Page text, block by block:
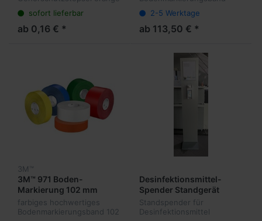
sofort lieferbar
ab 0,16 € *
Staplereinsatz - farbig -
Umweltneutral durch PLA-
2-5 Werktage
ab 113,50 € *
3M™
3M™ 971 Boden-
Markierung 102 mm
farbiges hochwertiges
Bodenmarkierungsband 102
Desinfektionsmittel-
Spender Standgerät
Standspender für
Desinfektionsmittel